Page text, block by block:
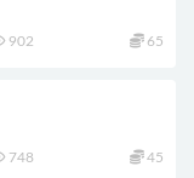
902 65
748 45